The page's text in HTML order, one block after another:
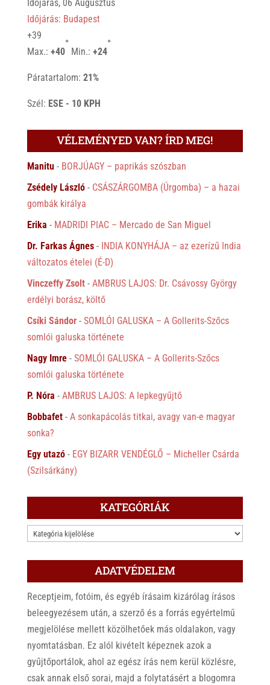
Időjárás, 06 Augusztus
Időjárás: Budapest
+39
Max.: +40
°
Min.: +24
°
Páratartalom: 21%
Szél: ESE - 10 KPH
VÉLEMÉNYED VAN? ÍRD MEG!
Manitu- BORJÚAGY – paprikás szószban
Zsédely László- CSÁSZÁRGOMBA (Úrgomba) – a hazai
gombák királya
Erika - MADRIDI PIAC – Mercado de San Miguel
Dr. Farkas Ágnes- INDIA KONYHÁJA – az ezerízű India
változatos ételei (É-D)
Vinczeffy Zsolt- AMBRUS LAJOS: Dr. Csávossy György
erdélyi borász, költő
Csíki Sándor- SOMLÓI GALUSKA – A Gollerits-Szőcs
somlói galuska története
Nagy Imre- SOMLÓI GALUSKA – A Gollerits-Szőcs
somlói galuska története
P. Nóra - AMBRUS LAJOS: A lepkegyűjtő
Bobbafet- A sonkapácolás titkai, avagy van-e magyar
sonka?
Egy utazó- EGY BIZARR VENDÉGLŐ – Micheller Csárda
(Szilsárkány)
KATEGÓRIÁK
KATEGÓRIÁK
ADATVÉDELEM
Receptjeim, fotóim, és egyéb írásaim kizárólag írásos
beleegyezésem után, a szerző és a forrás egyértelmű
megjelölése mellett közölhetőek más oldalakon, vagy
nyomtatásban. Ez alól kivételt képeznek azok a
gyűjtőportálok, ahol az egész írás nem kerül közlésre,
csak annak első sorai, majd a folytatásért a blogomra